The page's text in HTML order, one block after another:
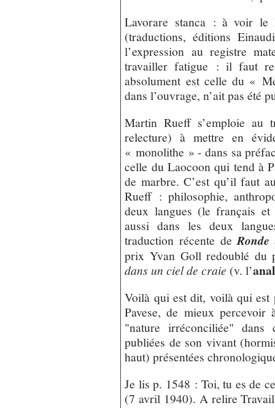
Lavorare stanca : à voir le
(traductions, éditions
l’expression au registre
travailler fatigue : il faut
absolument est celle du «
dans l’ouvrage, n’ait pas été
Martin Rueff s’emploie au
relecture) à mettre en
« monolithe » - dans sa
celle du Laocoon qui tend à
de marbre. C’est qu’il faut
Rueff : philosophie,
deux langues (le français
aussi dans les deux
traduction récente deRonde
prix Yvan Goll redoublé du
dans un ciel de craie (v. l’
Voilà qui est dit, voilà qui est
Pavese, de mieux
"nature irréconciliée"
publiées de son vivant
haut) présentées
Je lis p. 1548 : Toi, tu es de
(7 avril 1940). A relire